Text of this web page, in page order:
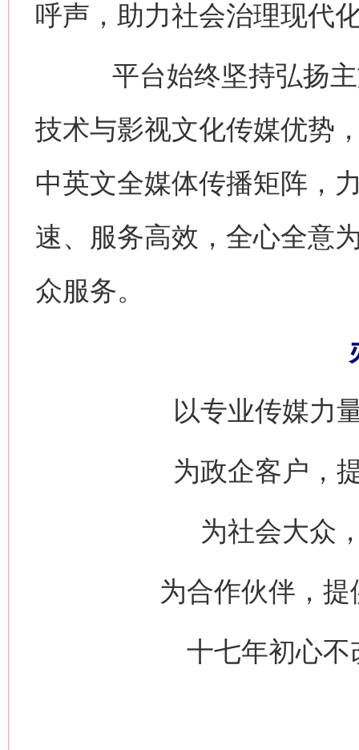
呼声，助力社会治理现代
平台始终坚持弘扬主
技术与影视文化传媒优势
中英文全媒体传播矩阵，
速、服务高效，全心全意
众服务。
以专业传媒力
为政企客户，
为社会大众
为合作伙伴，
十七年初心